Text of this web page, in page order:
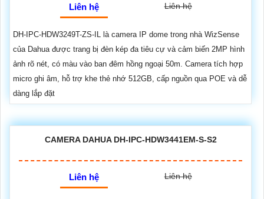
Liên hệ Liên hệ
DH-IPC-HDW3249T-ZS-IL là camera IP dome trong nhà WizSense
của Dahua được trang bị đèn kép đa tiêu cự và cảm biến 2MP hình
ảnh rõ nét, có màu vào ban đêm hồng ngoại 50m. Camera tích hợp
micro ghi âm, hỗ trợ khe thẻ nhớ 512GB, cấp nguồn qua POE và dễ
dàng lắp đặt
CAMERA DAHUA DH-IPC-HDW3441EM-S-S2
Liên hệ Liên hệ